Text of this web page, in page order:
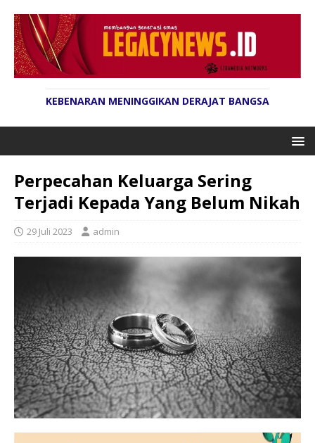
KEBENARAN MENINGGIKAN DERAJAT BANGSA
Perpecahan Keluarga Sering
Terjadi Kepada Yang Belum Nikah
29 Juli 2023 admin